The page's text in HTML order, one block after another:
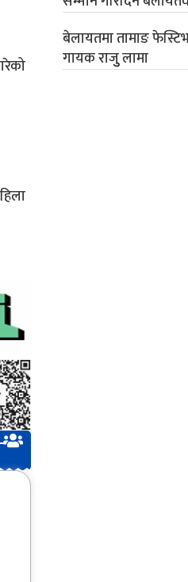
बेलायतमा तामाङ
गायक राजुु लामा